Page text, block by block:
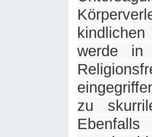
werde
zu